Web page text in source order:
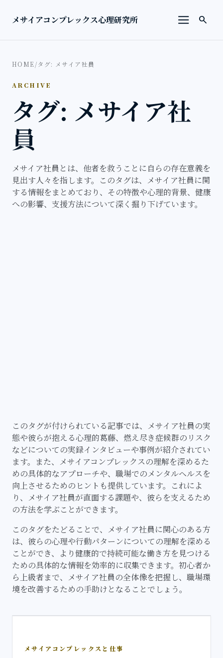
メサイアコンプレックス心理研究所
メニュー
検索を
search
HOME/タグ: メサイア社員
ARCHIVE
タグ: メサイア社
員
メサイア社員とは、他者を救うことに自らの存在意義を
見出す人々を指します。このタグは、メサイア社員に関
する情報をまとめており、その特徴や心理的背景、健康
への影響、支援方法について深く掘り下げています。
このタグが付けられている記事では、メサイア社員の実
態や彼らが抱える心理的葛藤、燃え尽き症候群のリスク
などについての実録インタビューや事例が紹介されてい
ます。また、メサイアコンプレックスの理解を深めるた
めの具体的なアプローチや、職場でのメンタルヘルスを
向上させるためのヒントも提供しています。これによ
り、メサイア社員が直面する課題や、彼らを支えるため
の方法を学ぶことができます。
このタグをたどることで、メサイア社員に関心のある方
は、彼らの心理や行動パターンについての理解を深める
ことができ、より健康的で持続可能な働き方を見つける
ための具体的な情報を効率的に収集できます。初心者か
ら上級者まで、メサイア社員の全体像を把握し、職場環
境を改善するための手助けとなることでしょう。
メサイアコンプレックスと仕事